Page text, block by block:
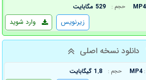
MP4 حجم : 529 مگابایت
وارد شوید زیرنویس
دانلود نسخه اصلی
MP4 حجم : 1.8 گیگابایت